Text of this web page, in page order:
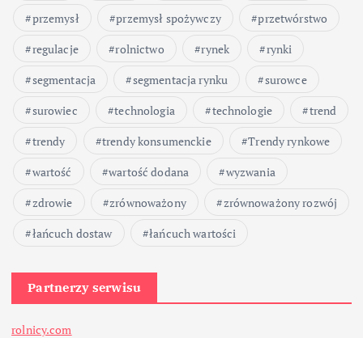
przemysł
przemysł spożywczy
przetwórstwo
regulacje
rolnictwo rynek
rynki
segmentacja
segmentacja rynku
surowce
surowiec
technologia technologie
trend
trendy
trendy konsumenckie
Trendy rynkowe
wartość
wartość dodana
wyzwania
zdrowie
zrównoważony
zrównoważony rozwój
łańcuch dostaw
łańcuch wartości
Partnerzy serwisu
rolnicy.com